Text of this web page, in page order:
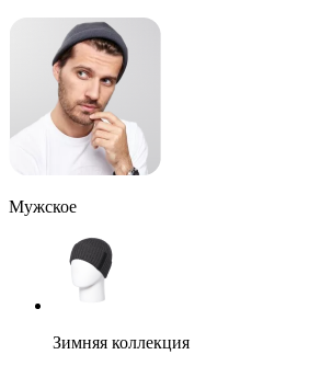
Мужское
Зимняя коллекция